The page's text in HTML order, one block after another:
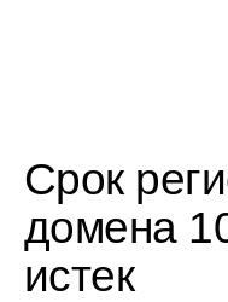
Срок
домена
истек